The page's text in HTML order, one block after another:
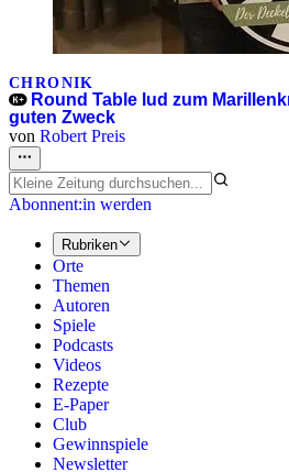
CHRONIK
Round Table lud zum
guten Zweck
von Robert Preis
Abonnent:in werden
Rubriken
Orte
Themen
Autoren
Spiele
Podcasts
Videos
Rezepte
E-Paper
Club
Gewinnspiele
Newsletter